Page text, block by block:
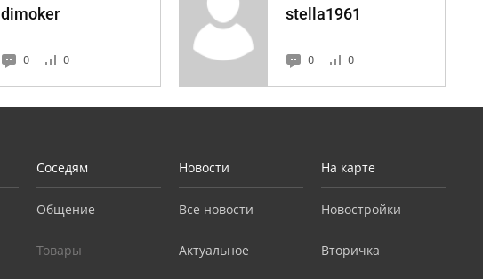
dimoker
0 0
stella1961
0 0
Соседям
Общение
Товары
Новости
Все новости
Актуальное
На карте
Новостройки
Вторичка